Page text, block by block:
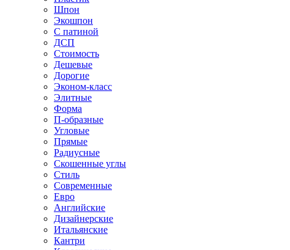
Шпон
Экошпон
С патиной
ДСП
Стоимость
Дешевые
Дорогие
Эконом-класс
Элитные
Форма
П-образные
Угловые
Прямые
Радиусные
Скошенные углы
Стиль
Современные
Евро
Английские
Дизайнерские
Итальянские
Кантри